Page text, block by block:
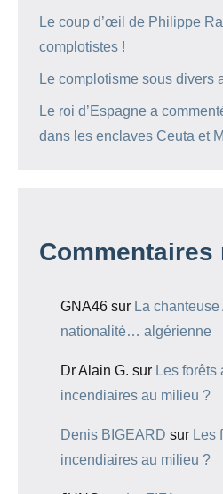
Le coup d’œil de Philippe
complotistes !
Le complotisme sous divers
Le roi d’Espagne a
dans les enclaves Ceuta et
Commentaires
GNA46 sur La
nationalité… algérienne
Dr Alain G. sur Les forêts
incendiaires au milieu ?
Denis BIGEARD sur Les
incendiaires au milieu ?